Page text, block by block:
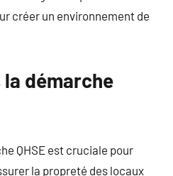
créer un environnement de
la démarche
QHSE est cruciale pour
la propreté des locaux